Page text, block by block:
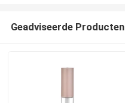
Geadviseerde Producten